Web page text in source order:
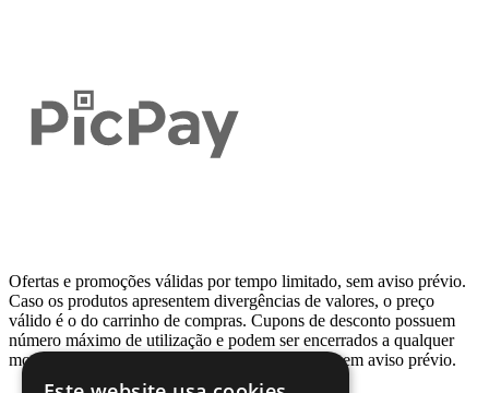
Ofertas e promoções válidas por tempo limitado, sem aviso prévio.
Caso os produtos apresentem divergências de valores, o preço
válido é o do carrinho de compras. Cupons de desconto possuem
número máximo de utilização e podem ser encerrados a qualquer
momento, de acordo com sua disponibilidade e sem aviso prévio.